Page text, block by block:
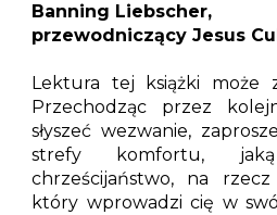
Banning Liebscher,
przewodniczący Jesus
Lektura tej książki może
Przechodząc przez
słyszeć wezwanie,
strefy komfortu,
chrześcijaństwo, na
który wprowadzi cię w